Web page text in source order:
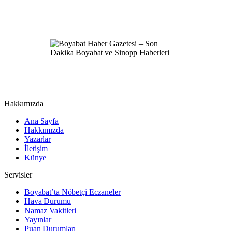
Hakkımızda
Ana Sayfa
Hakkımızda
Yazarlar
İletişim
Künye
Servisler
Boyabat’ta Nöbetçi Eczaneler
Hava Durumu
Namaz Vakitleri
Yayınlar
Puan Durumları